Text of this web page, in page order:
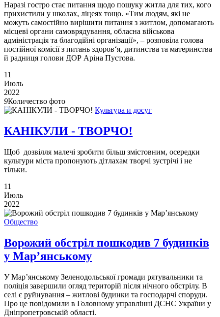
Наразі гостро стає питання щодо пошуку житла для тих, кого
прихистили у школах, ліцеях тощо. «Тим людям, які не
можуть самостійно вирішити питання з житлом, допомагають
місцеві органи самоврядування, обласна військова
адміністрація та благодійні організації», – розповіла голова
постійної комісії з питань здоров‘я, дитинства та материнства
й радниця голови ДОР Аріна Пустова.
11
Июль
2022
9Количество фото
Культура и досуг
КАНІКУЛИ - ТВОРЧО!
Щоб дозвілля малечі зробити більш змістовним, осередки
культури міста пропонують дітлахам творчі зустрічі і не
тільки.
11
Июль
2022
Общество
Ворожий обстріл пошкодив 7 будинків
у Мар’янському
У Мар’янському Зеленодольської громади рятувальники та
поліція завершили огляд територій після нічного обстрілу. В
селі є руйнування – житлові будинки та господарчі споруди.
Про це повідомили в Головному управлінні ДСНС України у
Дніпропетровській області.